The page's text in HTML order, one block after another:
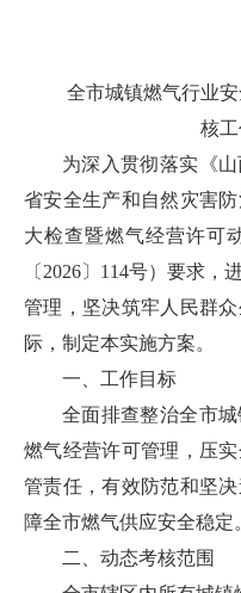
全市城镇燃气行业
核
为深入贯彻落实《
省安全生产和自然灾害
大检查暨燃气经营许可
〔2026〕114号）要求
管理，坚决筑牢人民群
际，制定本实施方案。
一、工作目标
全面排查整治全市
燃气经营许可管理，压
管责任，有效防范和坚
障全市燃气供应安全稳定
二、动态考核范围